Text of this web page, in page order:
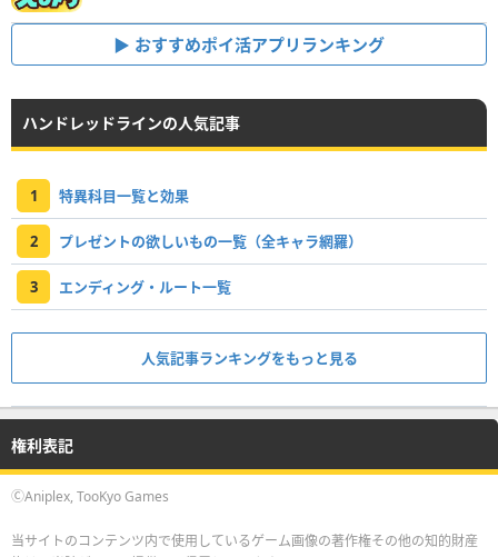
おすすめポイ活アプリランキング
ハンドレッドラインの人気記事
1 特異科目一覧と効果
2 プレゼントの欲しいもの一覧（全キャラ網羅）
3 エンディング・ルート一覧
人気記事ランキングをもっと見る
権利表記
ⒸAniplex, TooKyo Games
当サイトのコンテンツ内で使用しているゲーム画像の著作権その他の知的財産